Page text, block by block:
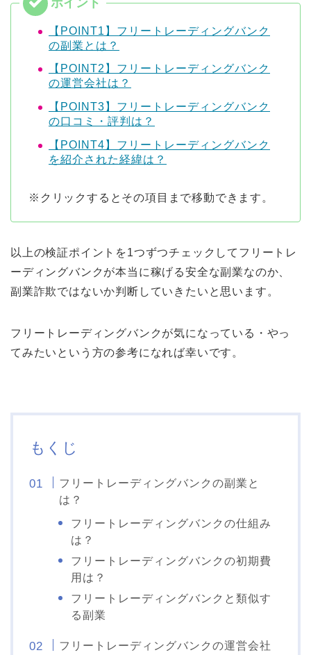
【POINT1】フリートレーディングバンク
の副業とは？
【POINT2】フリートレーディングバンク
の運営会社は？
【POINT3】フリートレーディングバンク
の口コミ・評判は？
【POINT4】フリートレーディングバンク
を紹介された経緯は？
※クリックするとその項目まで移動できます。
以上の検証ポイントを1つずつチェックしてフリートレ
ーディングバンクが本当に稼げる安全な副業なのか、
副業詐欺ではないか判断していきたいと思います。
フリートレーディングバンクが気になっている・やっ
てみたいという方の参考になれば幸いです。
もくじ
フリートレーディングバンクの副業と
は？
フリートレーディングバンクの仕組み
は？
フリートレーディングバンクの初期費
用は？
フリートレーディングバンクと類似す
る副業
フリートレーディングバンクの運営会社